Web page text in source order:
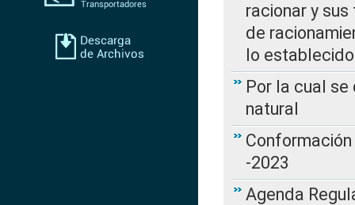
racionar y
de
lo
Por la cual
natural
-2023
Agenda